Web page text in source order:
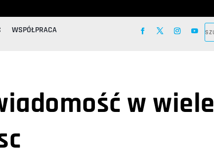
WSPÓŁPRACA
w wiele